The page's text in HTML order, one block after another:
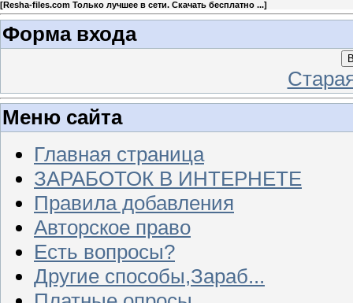
[Resha-files.com Только лучшее в сети. Скачать бесплатно ...]
Форма входа
Меню сайта
Главная страница
ЗАРАБОТОК В ИНТЕРНЕТЕ
Правила добавления
Авторское право
Есть вопросы?
Другие способы,Зараб...